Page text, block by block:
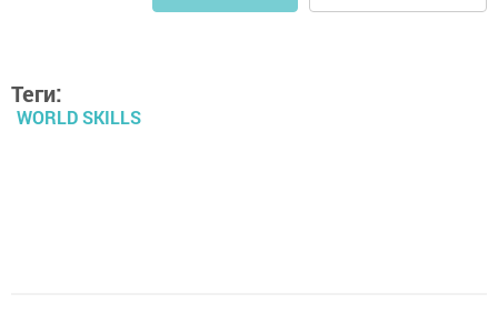
Теги:
WORLD SKILLS